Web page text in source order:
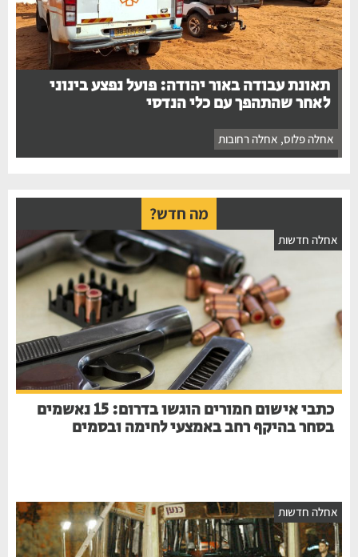
תאונת עבודה באור יהודה: פועל נפצע בינוני
לאחר שהתהפך עם כלי הנדסי
אחלה פלוס ,אחלה רחובות
מה חדש?
חדשות
כתבי אישום חמורים הוגשו בדרום: 15 נאשמים
בסחר בהיקף רחב באמצעי לחימה ובסמים
חדשות